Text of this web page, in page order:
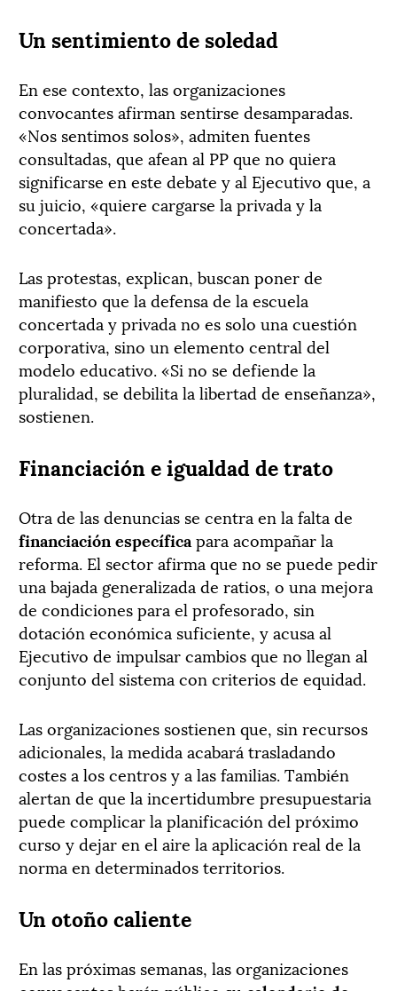
Un sentimiento de soledad
En ese contexto, las organizaciones
convocantes afirman sentirse desamparadas.
«Nos sentimos solos», admiten fuentes
consultadas, que afean al PP que no quiera
significarse en este debate y al Ejecutivo que, a
su juicio, «quiere cargarse la privada y la
concertada».
Las protestas, explican, buscan poner de
manifiesto que la defensa de la escuela
concertada y privada no es solo una cuestión
corporativa, sino un elemento central del
modelo educativo. «Si no se defiende la
pluralidad, se debilita la libertad de enseñanza»,
sostienen.
Financiación e igualdad de trato
Otra de las denuncias se centra en la falta de
financiación específica para acompañar la
reforma. El sector afirma que no se puede pedir
una bajada generalizada de ratios, o una mejora
de condiciones para el profesorado, sin
dotación económica suficiente, y acusa al
Ejecutivo de impulsar cambios que no llegan al
conjunto del sistema con criterios de equidad.
Las organizaciones sostienen que, sin recursos
adicionales, la medida acabará trasladando
costes a los centros y a las familias. También
alertan de que la incertidumbre presupuestaria
puede complicar la planificación del próximo
curso y dejar en el aire la aplicación real de la
norma en determinados territorios.
Un otoño caliente
En las próximas semanas, las organizaciones